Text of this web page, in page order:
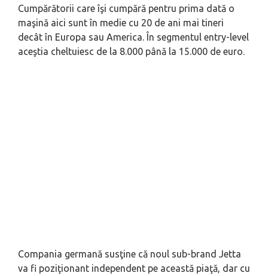
Cumpărătorii care îşi cumpără pentru prima dată o
maşină aici sunt în medie cu 20 de ani mai tineri
decât în Europa sau America. În segmentul entry-level
aceştia cheltuiesc de la 8.000 până la 15.000 de euro.
Compania germană susţine că noul sub-brand Jetta
va fi poziţionant independent pe această piaţă, dar cu